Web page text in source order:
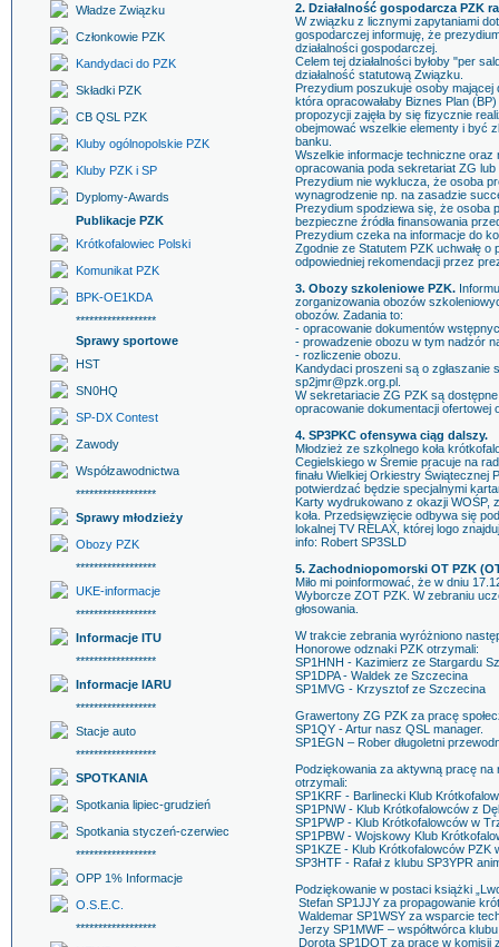
Władze Związku
Członkowie PZK
Kandydaci do PZK
Składki PZK
CB QSL PZK
Kluby ogólnopolskie PZK
Kluby PZK i SP
Dyplomy-Awards
Publikacje PZK
Krótkofalowiec Polski
Komunikat PZK
BPK-OE1KDA
******************
Sprawy sportowe
HST
SN0HQ
SP-DX Contest
Zawody
Współzawodnictwa
******************
Sprawy młodzieży
Obozy PZK
******************
UKE-informacje
******************
Informacje ITU
******************
Informacje IARU
******************
Stacje auto
******************
SPOTKANIA
Spotkania lipiec-grudzień
Spotkania styczeń-czerwiec
******************
OPP 1% Informacje
O.S.E.C.
******************
2. Działalność gospodarcza PZK
W związku z licznymi zapytaniami
gospodarczej informuję, że
działalności gospodarczej.
Celem tej działalności byłoby "per
działalność statutową Związku.
Prezydium poszukuje osoby mającej
która opracowałaby Biznes Plan
propozycji zajęła by się fizycznie
obejmować wszelkie elementy i być
banku.
Wszelkie informacje techniczne
opracowania poda sekretariat ZG
Prezydium nie wyklucza, że osoba
wynagrodzenie np. na zasadzie
Prezydium spodziewa się, że osoba
bezpieczne źródła finansowania
Prezydium czeka na informacje do
Zgodnie ze Statutem PZK uchwałę o
odpowiedniej rekomendacji przez
3. Obozy szkoleniowe PZK.
zorganizowania obozów
obozów. Zadania to:
- opracowanie dokumentów
- prowadzenie obozu w tym nadzór
- rozliczenie obozu.
Kandydaci proszeni są o
sp2jmr@pzk.org.pl.
W sekretariacie ZG PZK są dostępne
opracowanie dokumentacji ofertowej
4. SP3PKC ofensywa ciąg dalszy.
Młodzież ze szkolnego koła
Cegielskiego w Śremie pracuje na
finału Wielkiej Orkiestry Świątecznej
potwierdzać będzie specjalnymi
Karty wydrukowano z okazji WOŚP,
koła. Przedsięwzięcie odbywa się
lokalnej TV RELAX, której logo
info: Robert SP3SLD
5. Zachodniopomorski OT PZK
Miło mi poinformować, że w dniu
Wyborcze ZOT PZK. W zebraniu
głosowania.
W trakcie zebrania wyróżniono
Honorowe odznaki PZK otrzymali:
SP1HNH - Kazimierz ze Stargardu
SP1DPA - Waldek ze Szczecina
SP1MVG - Krzysztof ze Szczecina
Grawertony ZG PZK za pracę
SP1QY - Artur nasz QSL manager.
SP1EGN – Rober długoletni
Podziękowania za aktywną pracę
otrzymali:
SP1KRF - Barlinecki Klub
SP1PNW - Klub Krótkofalowców z
SP1PWP - Klub Krótkofalowców w
SP1PBW - Wojskowy Klub
SP1KZE - Klub Krótkofalowców PZK
SP3HTF - Rafał z klubu SP3YPR
Podziękowanie w postaci książki
Stefan SP1JJY za propagowanie
Waldemar SP1WSY za wsparcie
Jerzy SP1MWF – współtwórca
Dorota SP1DOT za pracę w komisji